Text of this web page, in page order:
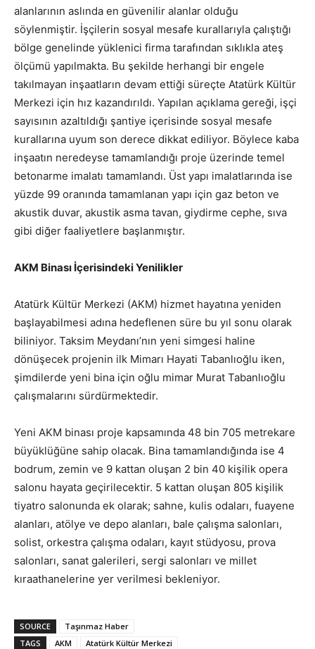
alanlarının aslında en güvenilir alanlar olduğu
söylenmiştir. İşçilerin sosyal mesafe kurallarıyla çalıştığı
bölge genelinde yüklenici firma tarafından sıklıkla ateş
ölçümü yapılmakta. Bu şekilde herhangi bir engele
takılmayan inşaatların devam ettiği süreçte Atatürk Kültür
Merkezi için hız kazandırıldı. Yapılan açıklama gereği, işçi
sayısının azaltıldığı şantiye içerisinde sosyal mesafe
kurallarına uyum son derece dikkat ediliyor. Böylece kaba
inşaatın neredeyse tamamlandığı proje üzerinde temel
betonarme imalatı tamamlandı. Üst yapı imalatlarında ise
yüzde 99 oranında tamamlanan yapı için gaz beton ve
akustik duvar, akustik asma tavan, giydirme cephe, sıva
gibi diğer faaliyetlere başlanmıştır.
AKM Binası İçerisindeki Yenilikler
Atatürk Kültür Merkezi (AKM) hizmet hayatına yeniden
başlayabilmesi adına hedeflenen süre bu yıl sonu olarak
biliniyor. Taksim Meydanı’nın yeni simgesi haline
dönüşecek projenin ilk Mimarı Hayati Tabanlıoğlu iken,
şimdilerde yeni bina için oğlu mimar Murat Tabanlıoğlu
çalışmalarını sürdürmektedir.
Yeni AKM binası proje kapsamında 48 bin 705 metrekare
büyüklüğüne sahip olacak. Bina tamamlandığında ise 4
bodrum, zemin ve 9 kattan oluşan 2 bin 40 kişilik opera
salonu hayata geçirilecektir. 5 kattan oluşan 805 kişilik
tiyatro salonunda ek olarak; sahne, kulis odaları, fuayene
alanları, atölye ve depo alanları, bale çalışma salonları,
solist, orkestra çalışma odaları, kayıt stüdyosu, prova
salonları, sanat galerileri, sergi salonları ve millet
kıraathanelerine yer verilmesi bekleniyor.
SOURCE
Taşınmaz Haber
TAGS
AKM Atatürk Kültür Merkezi